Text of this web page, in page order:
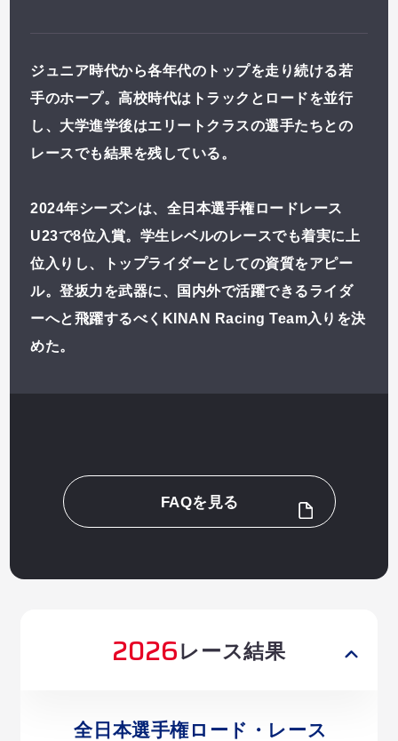
ジュニア時代から各年代のトップを走り続ける若
手のホープ。高校時代はトラックとロードを並行
し、大学進学後はエリートクラスの選手たちとの
レースでも結果を残している。
2024年シーズンは、全日本選手権ロードレース
U23で8位入賞。学生レベルのレースでも着実に上
位入りし、トップライダーとしての資質をアピー
ル。登坂力を武器に、国内外で活躍できるライダ
ーへと飛躍するべくKINAN Racing Team入りを決
めた。
FAQを見る
2026レース結果
全日本選手権ロード・レース